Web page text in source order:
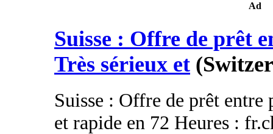
Ad
Suisse : Offre de prêt
Très sérieux et
Suisse : Offre de prêt
et rapide en 72 Heures :